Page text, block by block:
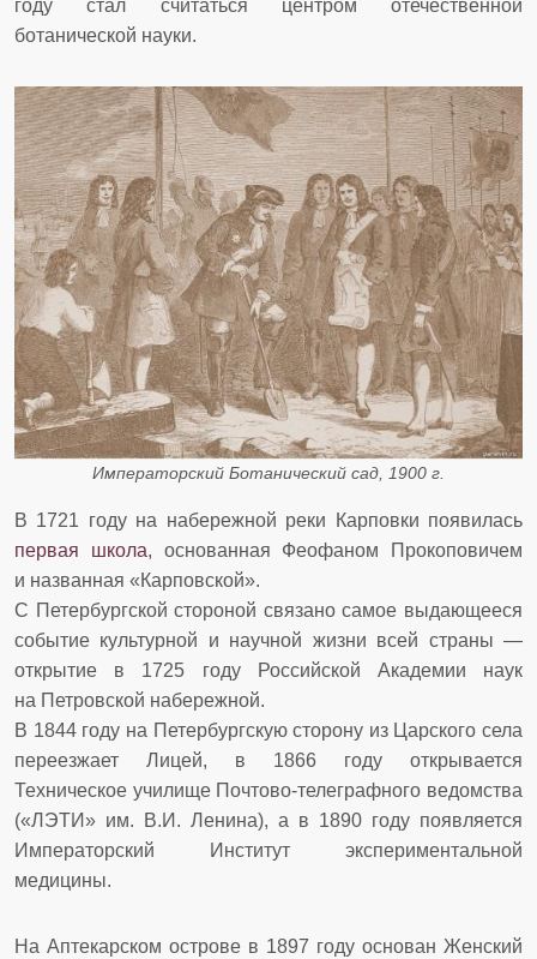
году стал считаться центром отечественной
ботанической науки.
Императорский Ботанический сад, 1900 г.
В 1721 году на набережной реки Карповки появилась
первая школа, основанная Феофаном Прокоповичем
и названная «Карповской».
С Петербургской стороной связано самое выдающееся
событие культурной и научной жизни всей страны —
открытие в 1725 году Российской Академии наук
на Петровской набережной.
В 1844 году на Петербургскую сторону из Царского села
переезжает Лицей, в 1866 году открывается
Техническое училище Почтово-телеграфного ведомства
(«ЛЭТИ» им. В.И. Ленина), а в 1890 году появляется
Императорский Институт экспериментальной
медицины.
На Аптекарском острове в 1897 году основан Женский